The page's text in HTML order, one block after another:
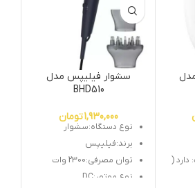
(
سشوار فیلیپس مدل
BHD510
1,930,000تومان
نوع دستگاه:سشوار
برند:فیلیپس
توان مصرفی:2300 وات
نوع موتور:DC